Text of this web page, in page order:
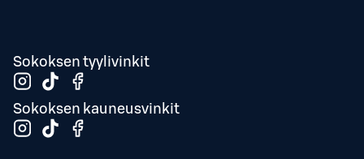
Sokoksen tyylivinkit
Sokoksen kauneusvinkit